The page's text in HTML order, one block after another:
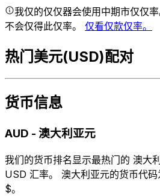
我仅的仅仅器会使用中期市仅仅
不会仅得此仅率。 仅看仅款仅率。
热门美元(USD)配对
货币信息
AUD - 澳大利亚元
我们的货币排名显示最热门的 澳大
USD 汇率。 澳大利亚元的货币代
$。